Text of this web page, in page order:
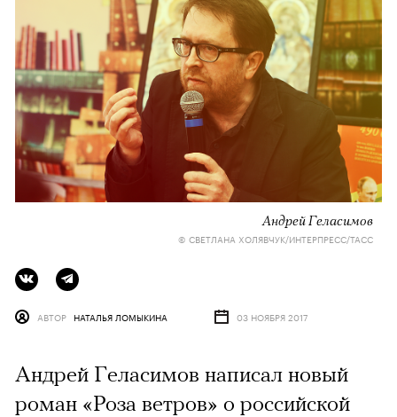
Андрей Геласимов
© СВЕТЛАНА ХОЛЯВЧУК/ИНТЕРПРЕСС/ТАСС
АВТОР НАТАЛЬЯ ЛОМЫКИНА 03 НОЯБРЯ 2017
Андрей Геласимов написал новый
роман «Роза ветров» о российской